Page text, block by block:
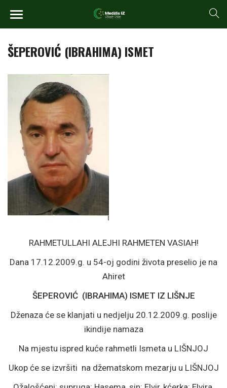
ŠEPEROVIĆ (IBRAHIMA) ISMET
RAHMETULLAHI ALEJHI RAHMETEN VASIAH!
Dana 17.12.2009.g. u 54-oj godini života preselio je na
Ahiret
ŠEPEROVIĆ (IBRAHIMA) ISMET IZ LIŠNJE
Dženaza će se klanjati u nedjelju 20.12.2009.g. poslije
ikindije namaza
Na mjestu ispred kuće rahmetli Ismeta u LIŠNJOJ
Ukop će se izvršiti na džematskom mezarju u LIŠNJOJ